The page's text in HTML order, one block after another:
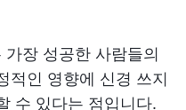
장 성공한 사람들의
적인 영향에 신경 쓰지
수 있다는 점입니다.